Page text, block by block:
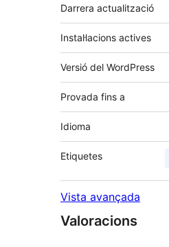
Darrera actualització
Instal·lacions actives
Versió del WordPress
Provada fins a
Idioma
Etiquetes
Vista avançada
Valoracions